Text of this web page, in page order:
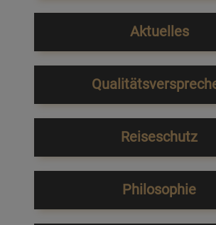
Aktuelles
Reiseschutz
Philosophie